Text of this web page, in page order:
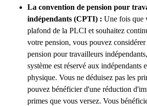
La convention de pension pour
indépendants (CPTI) : Une fois que
plafond de la PLCI et souhaitez
votre pension, vous pouvez
pension pour travailleurs
système est réservé aux indépendants
physique. Vous ne déduisez pas les
pouvez bénéficier d'une réduction
primes que vous versez. Vous